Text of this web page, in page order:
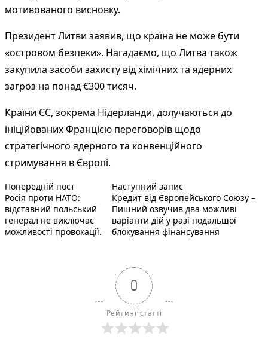
мотивованого висновку.
Президент Литви заявив, що країна не може бути
«островом безпеки». Нагадаємо, що Литва також
закупила засоби захисту від хімічних та ядерних
загроз на понад €300 тисяч.
Країни ЄС, зокрема Нідерланди, долучаються до
ініційованих Францією переговорів щодо
стратегічного ядерного та конвенційного
стримування в Європі.
Навігація
записів
Попередній постПопередній запис:
Росія проти НАТО:
відставний польський
генерал не виключає
можливості провокації.
Наступний записНаступний пост :
Кредит від Європейського Союзу –
Пишний озвучив два можливі
варіанти дій у разі подальшої
блокування фінансування
0
Рейтинг статті